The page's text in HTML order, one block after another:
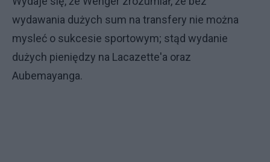
wydawania dużych sum na transfery nie można
mysleć o sukcesie sportowym; stąd wydanie
dużych pieniędzy na Lacazette'a oraz
Aubemayanga.